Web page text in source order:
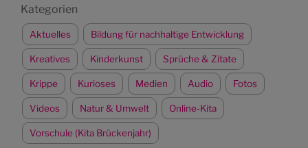
Kategorien
Aktuelles Bildung für nachhaltige Entwicklung
Kreatives Kinderkunst Sprüche & Zitate
Krippe Kurioses Medien Audio Fotos
Videos Natur & Umwelt Online-Kita
Vorschule (Kita Brückenjahr)